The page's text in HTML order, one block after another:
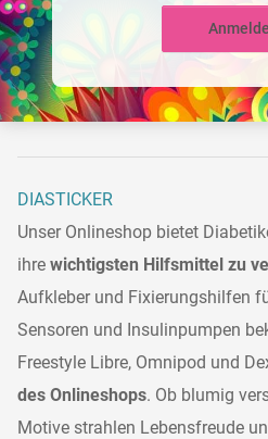
DIASTICKER
Unser Onlineshop bietet
ihre wichtigsten Hilfsmittel zu
Aufkleber und Fixierungshilfen
Sensoren und Insulinpumpen
Freestyle Libre, Omnipod und
des Onlineshops. Ob blumig
Motive strahlen Lebensfreude